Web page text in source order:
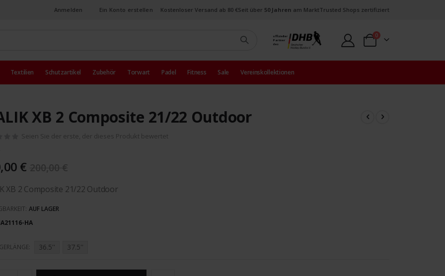
Anmelden Ein Konto erstellen Kostenloser Versand ab 80 €Seit über 50 Jahren am MarktTrusted Shops zertifiziert
offizieller
Partner
des
Warenkorb
0Artikel
Textilien Schutzartikel Zubehör Torwart Padel Fitness Sale Vereinskollektionen
XB 2 Composite 21/22 Outdoor
Seien Sie der erste, der dieses Produkt bewertet
€
XB 2 Composite 21/22 Outdoor
AUF LAGER
HA
36.5'' 37.5''